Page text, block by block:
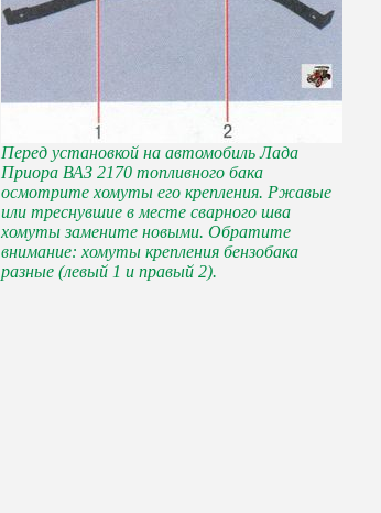
Перед установкой на автомобиль Лада
Приора ВАЗ 2170 топливного бака
осмотрите хомуты его крепления. Ржавые
или треснувшие в месте сварного шва
хомуты замените новыми. Обратите
внимание: хомуты крепления бензобака
разные (левый 1 и правый 2).